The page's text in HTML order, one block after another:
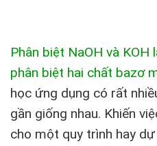
Phân biệt NaOH và KOH
phân biệt hai chất bazơ
học ứng dụng có rất
gần giống nhau. Khiến
cho một quy trình hay